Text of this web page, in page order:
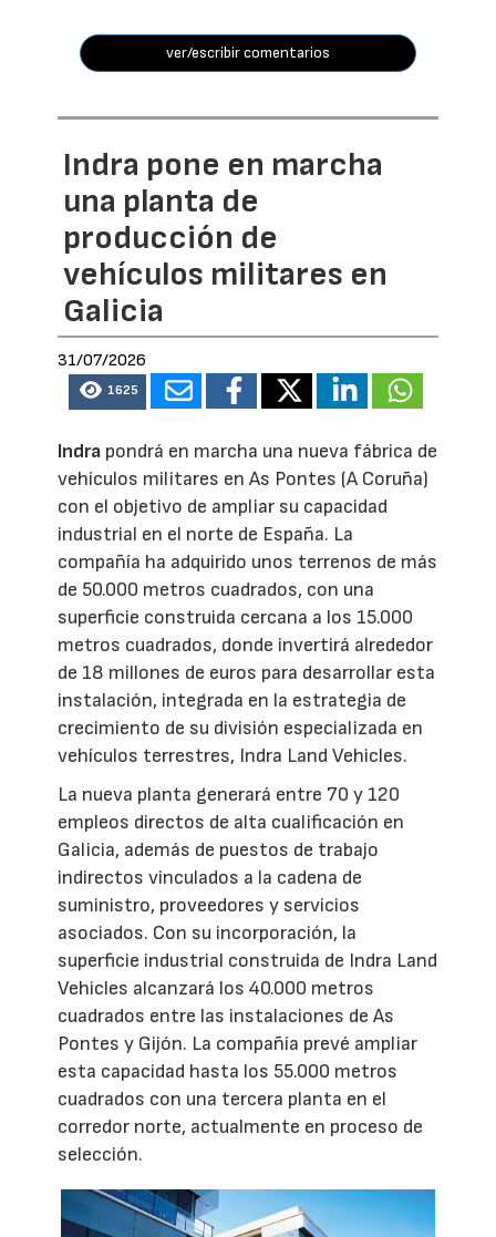
ver/escribir comentarios
Indra pone en marcha
una planta de
producción de
vehículos militares en
Galicia
31/07/2026
1625
Indra pondrá en marcha una nueva fábrica de
vehículos militares en As Pontes (A Coruña)
con el objetivo de ampliar su capacidad
industrial en el norte de España. La
compañía ha adquirido unos terrenos de más
de 50.000 metros cuadrados, con una
superficie construida cercana a los 15.000
metros cuadrados, donde invertirá alrededor
de 18 millones de euros para desarrollar esta
instalación, integrada en la estrategia de
crecimiento de su división especializada en
vehículos terrestres, Indra Land Vehicles.
La nueva planta generará entre 70 y 120
empleos directos de alta cualificación en
Galicia, además de puestos de trabajo
indirectos vinculados a la cadena de
suministro, proveedores y servicios
asociados. Con su incorporación, la
superficie industrial construida de Indra Land
Vehicles alcanzará los 40.000 metros
cuadrados entre las instalaciones de As
Pontes y Gijón. La compañía prevé ampliar
esta capacidad hasta los 55.000 metros
cuadrados con una tercera planta en el
corredor norte, actualmente en proceso de
selección.